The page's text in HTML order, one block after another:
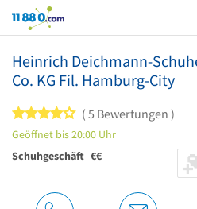
11880.com
Heinrich Deichmann-
Co. KG Fil. Hamburg-City
4 von 5 Sternen
5 Bewertungen
Geöffnet bis 20:00 Uhr
Schuhgeschäft €€